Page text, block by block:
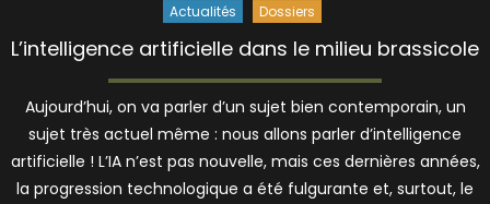
Actualités Dossiers
L’intelligence artificielle dans le milieu brassicole
Aujourd’hui, on va parler d’un sujet bien contemporain, un
sujet très actuel même : nous allons parler d’intelligence
artificielle ! L’IA n’est pas nouvelle, mais ces dernières années,
la progression technologique a été fulgurante et, surtout, le